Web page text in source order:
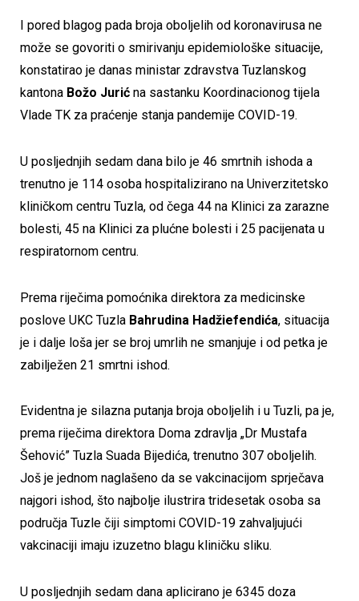
I pored blagog pada broja oboljelih od koronavirusa ne
može se govoriti o smirivanju epidemiološke situacije,
konstatirao je danas ministar zdravstva Tuzlanskog
kantona Božo Jurić na sastanku Koordinacionog tijela
Vlade TK za praćenje stanja pandemije COVID-19.
U posljednjih sedam dana bilo je 46 smrtnih ishoda a
trenutno je 114 osoba hospitalizirano na Univerzitetsko
kliničkom centru Tuzla, od čega 44 na Klinici za zarazne
bolesti, 45 na Klinici za plućne bolesti i 25 pacijenata u
respiratornom centru.
Prema riječima pomoćnika direktora za medicinske
poslove UKC Tuzla Bahrudina Hadžiefendića, situacija
je i dalje loša jer se broj umrlih ne smanjuje i od petka je
zabilježen 21 smrtni ishod.
Evidentna je silazna putanja broja oboljelih i u Tuzli, pa je,
prema riječima direktora Doma zdravlja „Dr Mustafa
Šehović” Tuzla Suada Bijedića, trenutno 307 oboljelih.
Još je jednom naglašeno da se vakcinacijom sprječava
najgori ishod, što najbolje ilustrira tridesetak osoba sa
područja Tuzle čiji simptomi COVID-19 zahvaljujući
vakcinaciji imaju izuzetno blagu kliničku sliku.
U posljednjih sedam dana aplicirano je 6345 doza